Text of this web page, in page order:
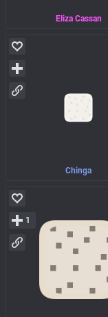
Eliza Cassan
Chinga
1